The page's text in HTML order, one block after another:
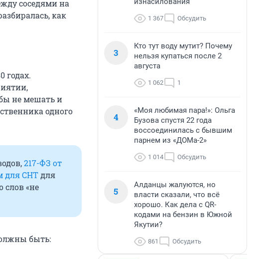
соседями на
как
годах.
не мешать и
одного
217-ФЗ от
для СНТ для
слов «не
быть:
1 367 Обсудить
3
Кто тут воду мутит? Почему
нельзя купаться после 2
августа
1 062 1
4
«Моя любимая пара!»: Ольга
Бузова спустя 22 года
воссоединилась с бывшим
парнем из «ДОМа-2»
1 014 Обсудить
5
Алданцы жалуются, но
власти сказали, что всё
хорошо. Как дела с QR-
кодами на бензин в Южной
Якутии?
861 Обсудить